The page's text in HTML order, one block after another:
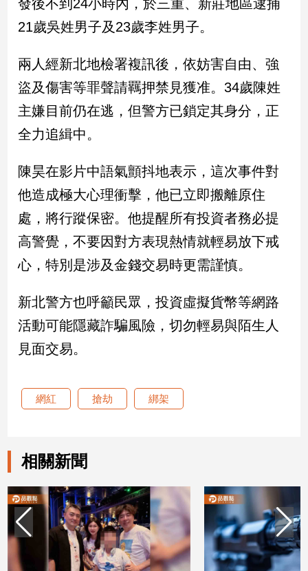
灣
點
娛
樂
娛
聞
流
行/
時
尚
追
生
活
築/
室
旅
遊/
美
食
星
命
發後不到24小時內，於三重、新莊地區逮捕
21歲吳姓男子及23歲李姓男子。
兩人經新北地檢署複訊後，依妨害自由、強
盜及傷害等罪聲請羈押禁見獲准。34歲陳姓
主嫌目前仍在逃，但警方已鎖定其身分，正
全力追緝中。
陳昊在影片中語氣顫抖地表示，這次事件對
他造成極大心理衝擊，他已立即搬離原住
處，將行蹤保密。他提醒所有投資者務必提
高警覺，不要因對方表現熱情就輕易放下戒
心，特別是涉及金錢交易時更需謹慎。
新北警方也呼籲民眾，投資虛擬貨幣等網路
活動可能隱藏詐騙風險，切勿輕易與陌生人
見面交易。
網紅 搶劫 綁架
相關新聞